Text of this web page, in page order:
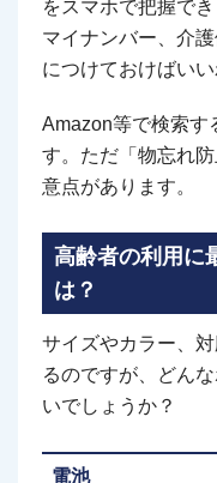
をスマホで把握で
マイナンバー、介
につけておけばいい
Amazon等で検索す
す。ただ「物忘れ
意点があります。
高齢者の利用に
は？
サイズやカラー、
るのですが、どん
いでしょうか？
電池